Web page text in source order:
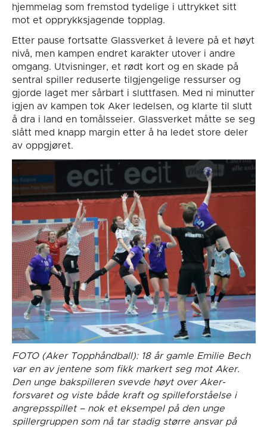
hjemmelag som fremstod tydelige i uttrykket sitt
mot et opprykksjagende topplag.
Etter pause fortsatte Glassverket å levere på et høyt
nivå, men kampen endret karakter utover i andre
omgang. Utvisninger, et rødt kort og en skade på
sentral spiller reduserte tilgjengelige ressurser og
gjorde laget mer sårbart i sluttfasen. Med ni minutter
igjen av kampen tok Aker ledelsen, og klarte til slutt
å dra i land en tomålsseier. Glassverket måtte se seg
slått med knapp margin etter å ha ledet store deler
av oppgjøret.
FOTO (Aker Topphåndball): 18 år gamle Emilie Bech
var en av jentene som fikk markert seg mot Aker.
Den unge bakspilleren svevde høyt over Aker-
forsvaret og viste både kraft og spilleforståelse i
angrepsspillet – nok et eksempel på den unge
spillergruppen som nå tar stadig større ansvar på